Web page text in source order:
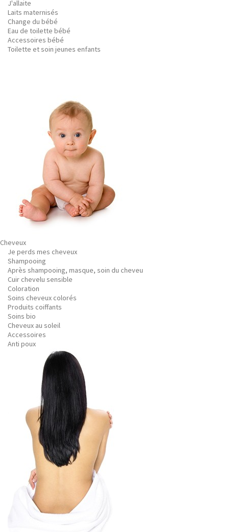
J'allaite
Laits maternisés
Change du bébé
Eau de toilette bébé
Accessoires bébé
Toilette et soin jeunes enfants
Cheveux
Je perds mes cheveux
Shampooing
Après shampooing, masque, soin du cheveu
Cuir chevelu sensible
Coloration
Soins cheveux colorés
Produits coiffants
Soins bio
Cheveux au soleil
Accessoires
Anti poux